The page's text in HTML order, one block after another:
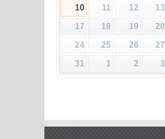
10
11 12 13
17
18 19 20
24
25 26 27
31
1 2 3